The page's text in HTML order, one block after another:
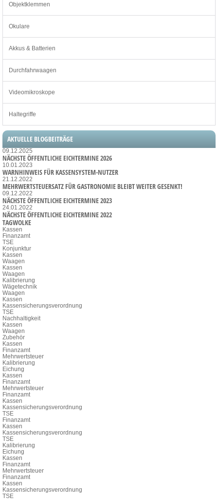
Objektklemmen
Okulare
Akkus & Batterien
Durchfahrwaagen
Videomikroskope
Haltegriffe
AKTUELLE BLOGBEITRÄGE
09.12.2025
NÄCHSTE ÖFFENTLICHE EICHTERMINE 2026
10.01.2023
WARNHINWEIS FÜR KASSENSYSTEM-NUTZER
21.12.2022
MEHRWERTSTEUERSATZ FÜR GASTRONOMIE BLEIBT WEITER GESENKT!
09.12.2022
NÄCHSTE ÖFFENTLICHE EICHTERMINE 2023
24.01.2022
NÄCHSTE ÖFFENTLICHE EICHTERMINE 2022
TAGWOLKE
Kassen
Finanzamt
TSE
Konjunktur
Kassen
Waagen
Kassen
Waagen
Kalibrierung
Wägetechnik
Waagen
Kassen
Kassensicherungsverordnung
TSE
Nachhaltigkeit
Kassen
Waagen
Zubehör
Kassen
Finanzamt
Mehrwertsteuer
Kalibrierung
Eichung
Kassen
Finanzamt
Mehrwertsteuer
Finanzamt
Kassen
Kassensicherungsverordnung
TSE
Finanzamt
Kassen
Kassensicherungsverordnung
TSE
Kalibrierung
Eichung
Kassen
Finanzamt
Mehrwertsteuer
Finanzamt
Kassen
Kassensicherungsverordnung
TSE